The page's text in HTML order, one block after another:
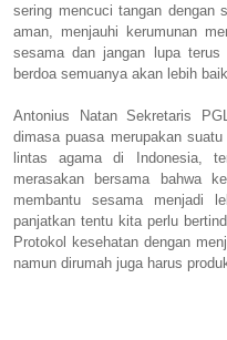
sering mencuci tangan dengan
aman, menjauhi kerumunan
sesama dan jangan lupa terus
berdoa semuanya akan lebih
Antonius Natan Sekretaris
dimasa puasa merupakan
lintas agama di Indonesia,
merasakan bersama bahwa
membantu sesama menjadi
panjatkan tentu kita perlu
Protokol kesehatan dengan
namun dirumah juga harus